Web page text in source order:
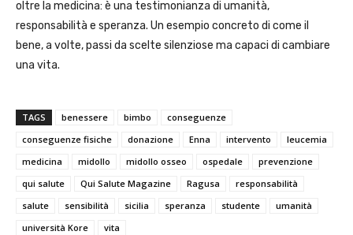
oltre la medicina: è una testimonianza di umanità,
responsabilità e speranza. Un esempio concreto di come il
bene, a volte, passi da scelte silenziose ma capaci di cambiare
una vita.
TAGS benessere bimbo
conseguenze
conseguenze fisiche
donazione Enna intervento
leucemia
medicina
midollo midollo osseo ospedale
prevenzione
qui salute
Qui Salute Magazine Ragusa
responsabilità
salute
sensibilità sicilia speranza studente
umanità
università Kore
vita